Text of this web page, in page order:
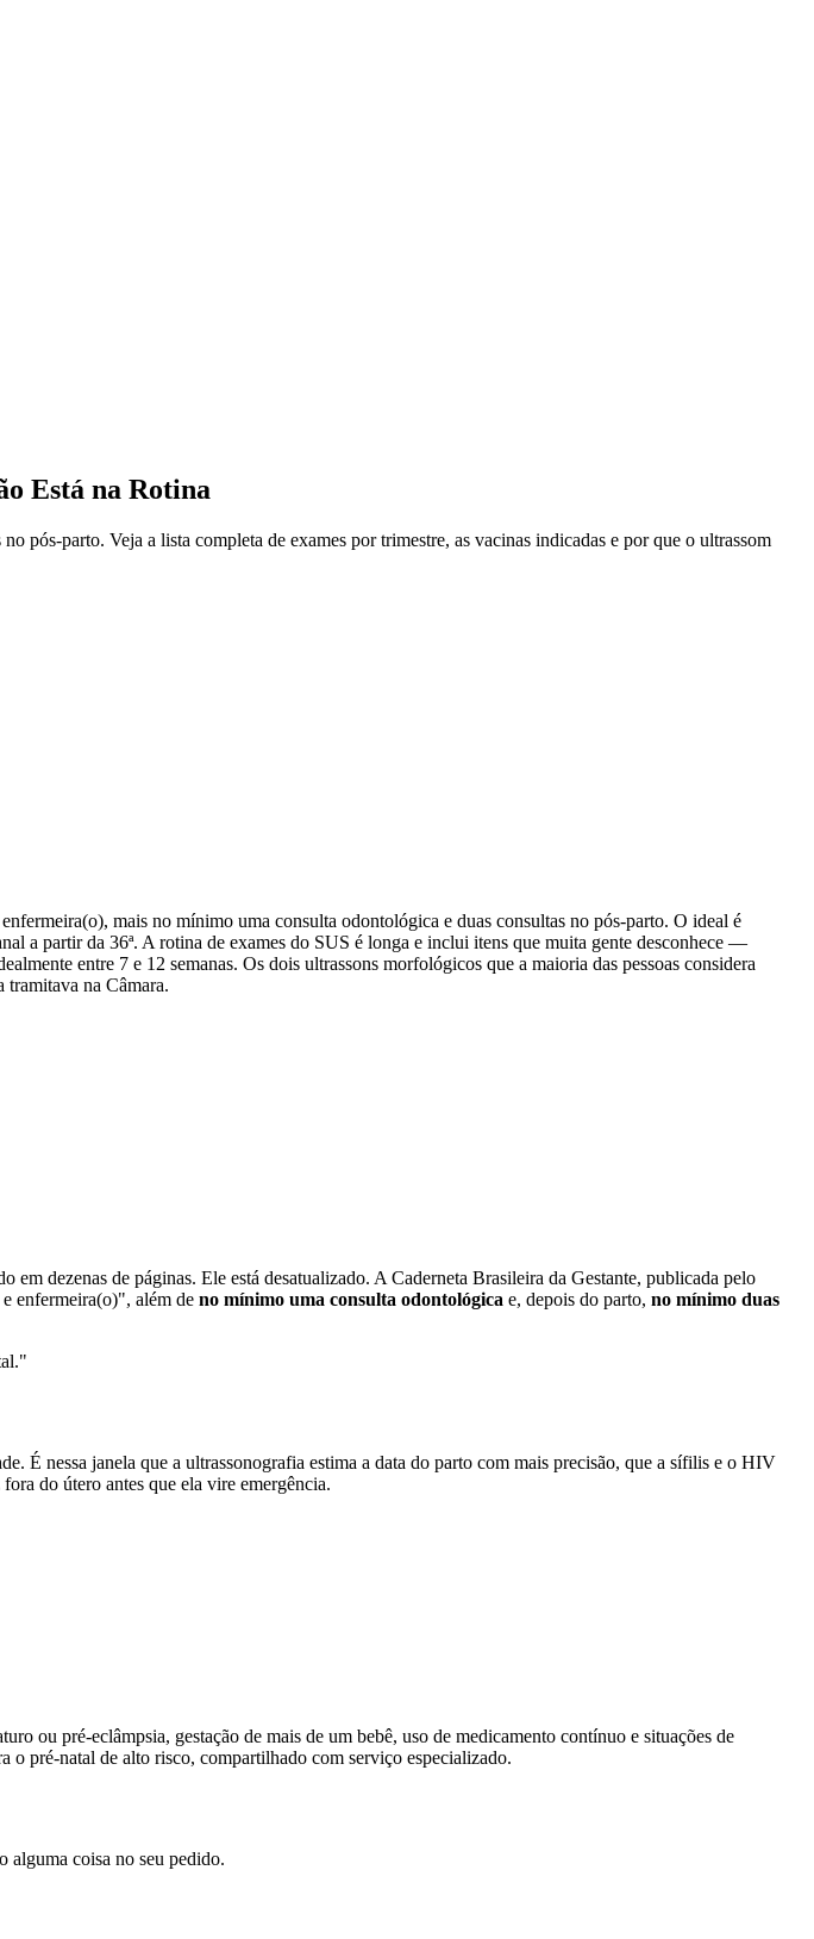
Está na Rotina
pós-parto. Veja a lista completa de exames por trimestre, as vacinas indicadas e por que o ultrassom
mais no mínimo uma consulta odontológica e duas consultas no pós-parto. O ideal é
a partir da 36ª. A rotina de exames do SUS é longa e inclui itens que muita gente desconhece —
entre 7 e 12 semanas. Os dois ultrassons morfológicos que a maioria das pessoas considera
na Câmara.
dezenas de páginas. Ele está desatualizado. A Caderneta Brasileira da Gestante, publicada pelo
enfermeira(o)", além de no mínimo uma consulta odontológica e, depois do parto, no mínimo duas
É nessa janela que a ultrassonografia estima a data do parto com mais precisão, que a sífilis e o HIV
do útero antes que ela vire emergência.
ou pré-eclâmpsia, gestação de mais de um bebê, uso de medicamento contínuo e situações de
pré-natal de alto risco, compartilhado com serviço especializado.
alguma coisa no seu pedido.